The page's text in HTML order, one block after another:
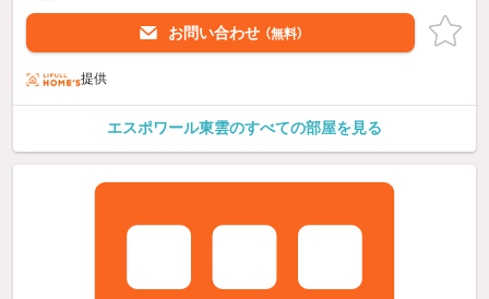
お問い合わせ （無料）
提供
エスポワール東雲のすべての部屋を見る